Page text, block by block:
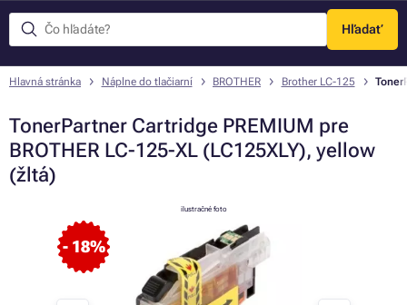
Hľadať
Menu
Hlavná stránka Náplne do tlačiarní BROTHER Brother LC-125
TonerPartner Cartridge PREMIUM pre
BROTHER LC-125-XL (LC125XLY), yellow
(žltá)
- 18%
ilustračné foto